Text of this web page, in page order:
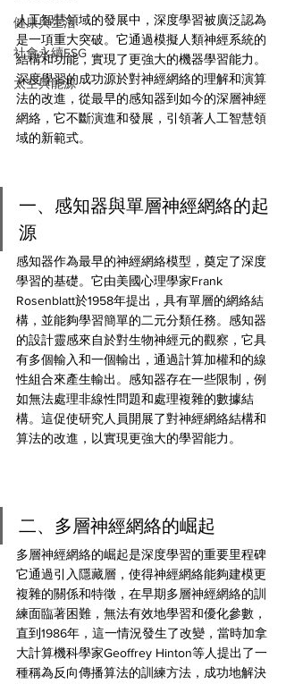
健康與生活
社會永續ESG
太空與能源
人工智慧領域的發展中，深度學習被廣泛認為
是一項重大突破。它通過模擬人類神經系統的
結構和功能，實現了更強大的機器學習能力。
深度學習的成功源於對神經網絡的理解和演算
法的改進，從最早的感知器到如今的深層神經
網絡，它不斷演進和發展，引領著人工智慧領
域的新範式。
一、感知器與單層神經網絡的起
源
感知器作為最早的神經網絡模型，奠定了深度
學習的基礎。它由美國心理學家Frank
Rosenblatt於1958年提出，具有單層的網絡結
構，並能夠學習簡單的二元分類任務。感知器
的設計靈感來自於對生物神經元的觀察，它具
有多個輸入和一個輸出，通過計算加權和的線
性組合來產生輸出。感知器存在一些限制，例
如無法處理非線性問題和處理複雜的數據結
構。這促使研究人員開展了對神經網絡結構和
算法的改進，以實現更強大的學習能力。
二、多層神經網絡的崛起
多層神經網絡的崛起是深度學習的重要里程碑
它通過引入隱藏層，使得神經網絡能夠建模更
複雜的關係和特徵，在早期多層神經網絡的訓
練面臨著困難，無法有效地學習和優化參數，
直到1986年，這一情況發生了改變，當時加拿
大計算機科學家Geoffrey Hinton等人提出了一
種稱為反向傳播算法的訓練方法，成功地解決